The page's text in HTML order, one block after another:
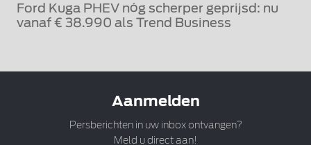
Ford Kuga PHEV nóg scherper geprijsd: nu
vanaf € 38.990 als Trend Business
Aanmelden
Persberichten in uw inbox ontvangen?
Meld u direct aan!